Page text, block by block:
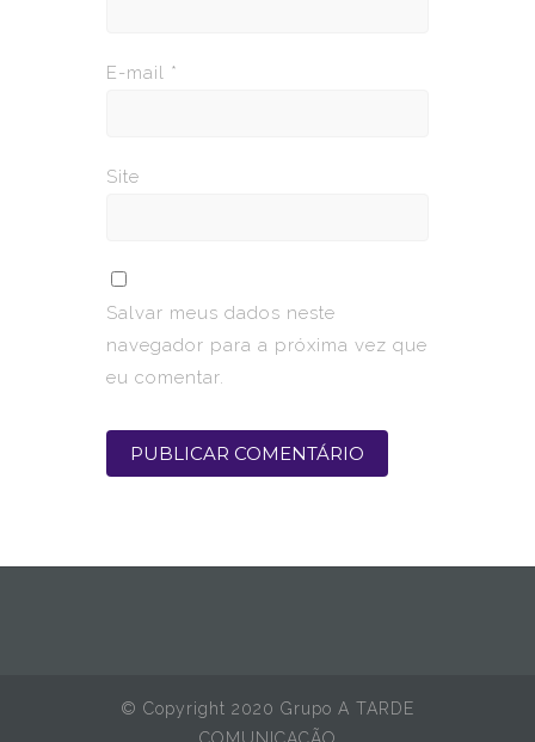
E-mail *
Site
Salvar meus dados neste
navegador para a próxima vez que
eu comentar.
© Copyright 2020 Grupo A TARDE
COMUNICAÇÃO